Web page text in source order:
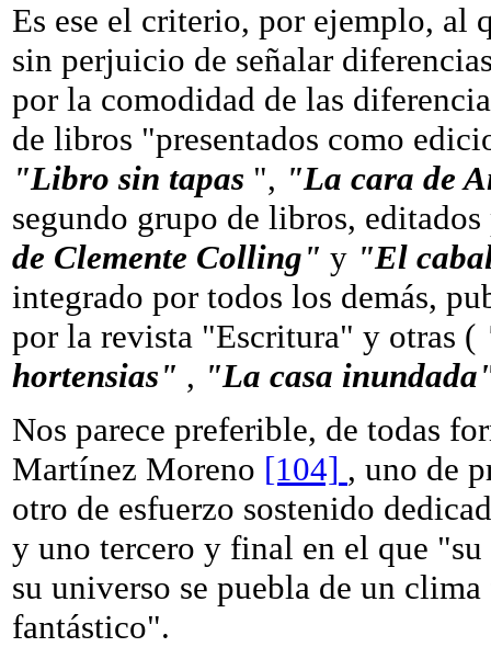
Es ese el criterio, por ejemplo, al
sin perjuicio de señalar
por la comodidad de las
de libros "presentados como
"Libro sin tapas ", "La cara de
segundo grupo de libros,
de Clemente Colling" y "El
integrado por todos los demás,
por la revista "Escritura" y otras (
hortensias" , "La casa
Nos parece preferible, de todas
Martínez Moreno [104] , uno de
otro de esfuerzo sostenido
y uno tercero y final en el que
su universo se puebla de un
fantástico".